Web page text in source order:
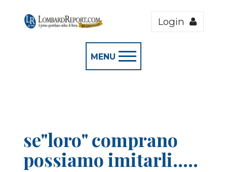
Login
MENU
se"loro" comprano
possiamo imitarli.....